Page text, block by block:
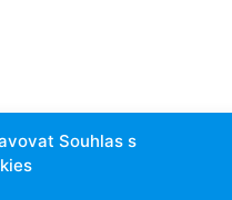
Souhlas s
2